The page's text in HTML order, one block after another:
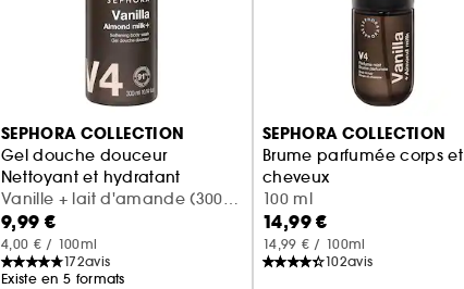
SEPHORA COLLECTION
Gel douche douceur
Nettoyant et hydratant
Vanille + lait d'amande (300
ml)
9,99 €
4,00 € / 100ml
172avis
Existe en 5 formats
SEPHORA COLLECTION
Brume parfumée corps et
cheveux
Vanille + lait d'amande
100 ml
14,99 €
14,99 € / 100ml
102avis